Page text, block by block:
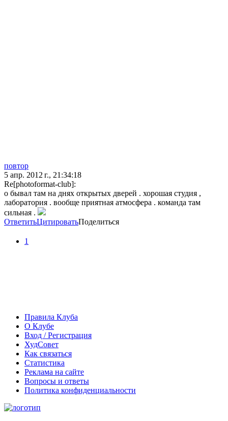
повтор
5 апр. 2012 г., 21:34:18
Re[photoformat-club]:
о бывал там на днях открытых дверей . хорошая студия ,
лаборатория . вообще приятная атмосфера . команда там
сильная .
ОтветитьЦитироватьПоделиться
1
Правила Клуба
О Клубе
Вход / Регистрация
ХудСовет
Как связаться
Статистика
Реклама на сайте
Вопросы и ответы
Политика конфиденциальности